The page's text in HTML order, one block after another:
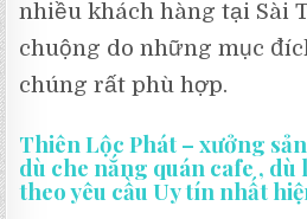
nhiều khách hàng tại Sài
chuộng do những mục
chúng rất phù hợp.
Thiên Lộc Phát – xưởng
dù che nắng quán cafe , dù
theo yêu cầu Uy tín nhất